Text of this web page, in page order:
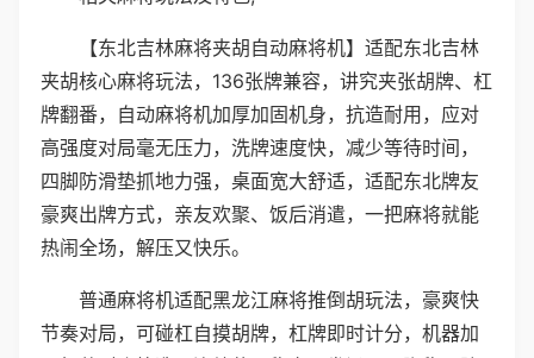
【东北吉林麻将夹胡自动麻将机】适配东北吉林
夹胡核心麻将玩法，136张牌兼容，讲究夹张胡牌、杠
牌翻番，自动麻将机加厚加固机身，抗造耐用，应对
高强度对局毫无压力，洗牌速度快，减少等待时间，
四脚防滑垫抓地力强，桌面宽大舒适，适配东北牌友
豪爽出牌方式，亲友欢聚、饭后消遣，一把麻将就能
热闹全场，解压又快乐。
普通麻将机适配黑龙江麻将推倒胡玩法，豪爽快
节奏对局，可碰杠自摸胡牌，杠牌即时计分，机器加